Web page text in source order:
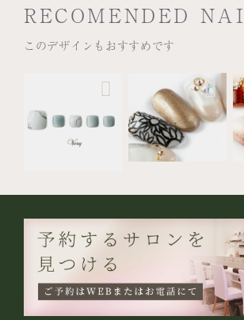
RECOMENDED
このデザインもおすすめです